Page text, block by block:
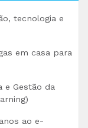
tecnologia e
em casa para
e Gestão da
ao e-